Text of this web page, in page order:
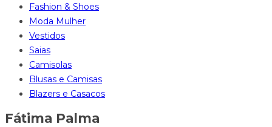
Fashion & Shoes
Moda Mulher
Vestidos
Saias
Camisolas
Blusas e Camisas
Blazers e Casacos
Fátima Palma